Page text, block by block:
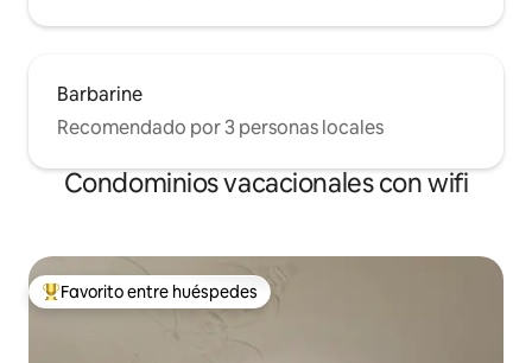
Barbarine
Recomendado por 3 personas locales
Condominios vacacionales con wifi
Favorito entre huéspedes preferido
Favorito entre huéspedes